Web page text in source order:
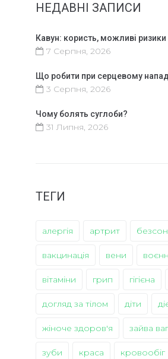
НЕДАВНІ ЗАПИСИ
Кавун: користь, можливі ризики
7 Серпня, 2026
Що робити при серцевому
3 Серпня, 2026
Чому болять суглоби?
31 Липня, 2026
ТЕГИ
алергія артрит
вакцинація вени
вітаміни грип гігієна
догляд за тілом діти
жіноче здоров'я зайва
зуби краса кровообіг